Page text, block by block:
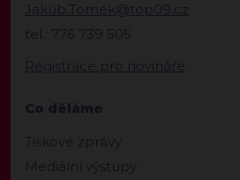
Jakub.Tomek@top09.cz
tel.: 776 739 505
Registrace pro novináře
Co děláme
Tiskové zprávy
Mediální výstupy